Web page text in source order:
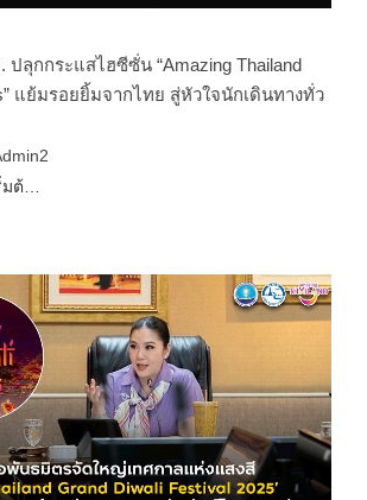
ปลุกกระแสไฮซีซั่น “Amazing Thailand
แย้มรอยยิ้มจากไทย สู่หัวใจนักเดินทางทั่ว
ต้…